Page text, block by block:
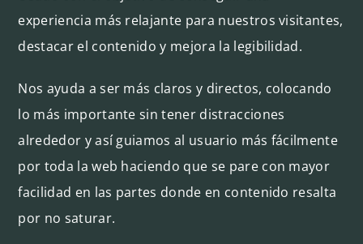
experiencia más relajante para nuestros visitantes,
destacar el contenido y mejora la legibilidad.
Nos ayuda a ser más claros y directos, colocando
lo más importante sin tener distracciones
alrededor y así guiamos al usuario más fácilmente
por toda la web haciendo que se pare con mayor
facilidad en las partes donde en contenido resalta
por no saturar.